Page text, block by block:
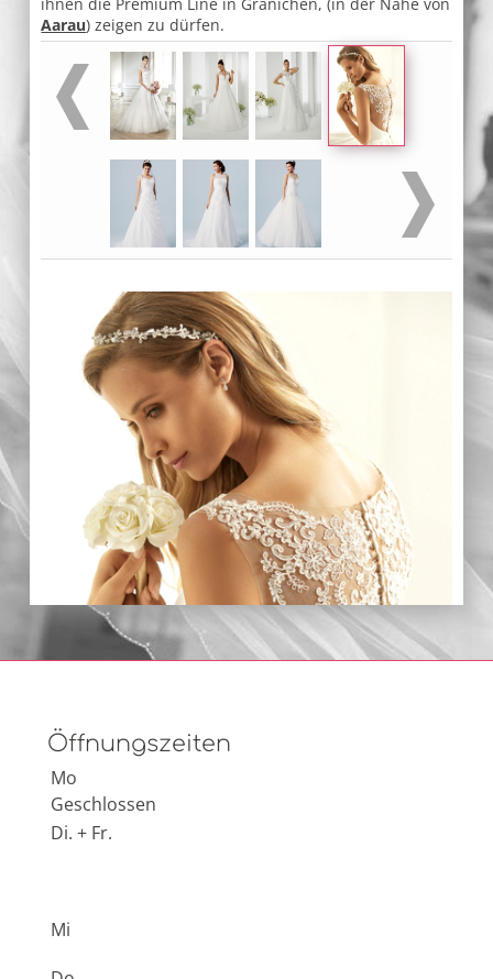
ihnen die Premium Line in Gränichen, (in der Nähe von
Aarau) zeigen zu dürfen.
Öffnungszeiten
Mo
Geschlossen
Di. + Fr.
Mi